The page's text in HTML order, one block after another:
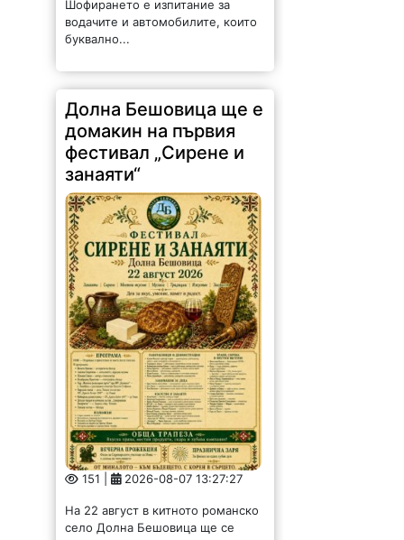
Долна Бешовица ще е
домакин на първия
фестивал „Сирене и
занаяти“
151 | 2026-08-07 13:27:27
На 22 август в китното романско
село Долна Бешовица ще се
проведе първият регионален
фестивал „Сирене и занаяти“.
кмета Ангел Ангелов и е под
мотото:...